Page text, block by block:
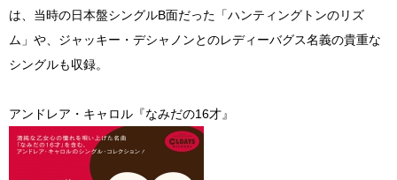
は、当時の日本盤シングルB面だった「ハンティングトンのリズ
ム」や、ジャッキー・デシャノンとのレディーバグス名義の貴重な
シングルも収録。
アンドレア・キャロル『なみだの16才』